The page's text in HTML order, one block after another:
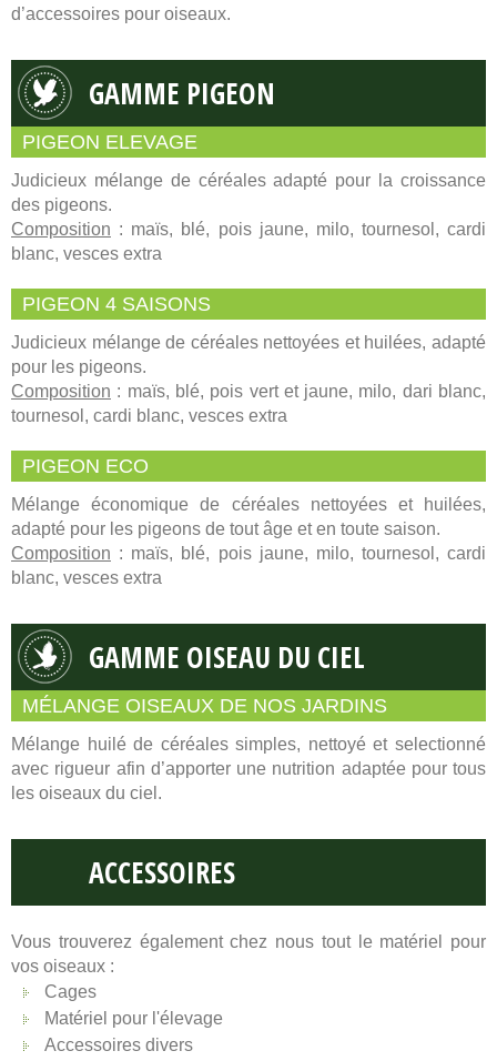
d’accessoires pour oiseaux.
GAMME PIGEON
PIGEON ELEVAGE
Judicieux mélange de céréales adapté pour la croissance
des pigeons.
Composition : maïs, blé, pois jaune, milo, tournesol, cardi
blanc, vesces extra
PIGEON 4 SAISONS
Judicieux mélange de céréales nettoyées et huilées, adapté
pour les pigeons.
Composition : maïs, blé, pois vert et jaune, milo, dari blanc,
tournesol, cardi blanc, vesces extra
PIGEON ECO
Mélange économique de céréales nettoyées et huilées,
adapté pour les pigeons de tout âge et en toute saison.
Composition : maïs, blé, pois jaune, milo, tournesol, cardi
blanc, vesces extra
GAMME OISEAU DU CIEL
MÉLANGE OISEAUX DE NOS JARDINS
Mélange huilé de céréales simples, nettoyé et selectionné
avec rigueur afin d’apporter une nutrition adaptée pour tous
les oiseaux du ciel.
ACCESSOIRES
Vous trouverez également chez nous tout le matériel pour
vos oiseaux :
Cages
Matériel pour l'élevage
Accessoires divers